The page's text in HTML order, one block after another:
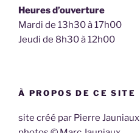
Heures d’ouverture
Mardi de 13h30 à 17h00
Jeudi de 8h30 à 12h00
À PROPOS DE CE SITE
site créé par Pierre Jauniaux